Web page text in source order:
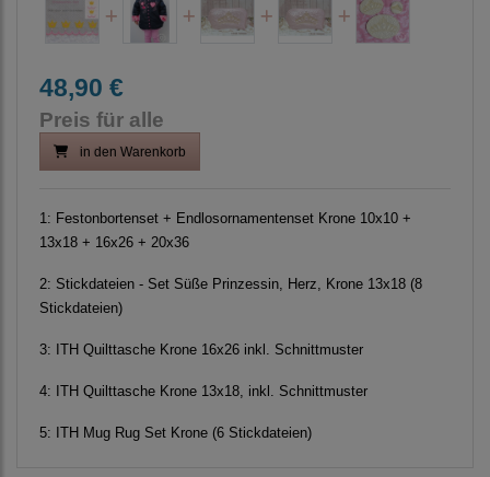
48,90 €
Preis für alle
in den Warenkorb
1: Festonbortenset + Endlosornamentenset Krone 10x10 +
13x18 + 16x26 + 20x36
2: Stickdateien - Set Süße Prinzessin, Herz, Krone 13x18 (8
Stickdateien)
3: ITH Quilttasche Krone 16x26 inkl. Schnittmuster
4: ITH Quilttasche Krone 13x18, inkl. Schnittmuster
5: ITH Mug Rug Set Krone (6 Stickdateien)